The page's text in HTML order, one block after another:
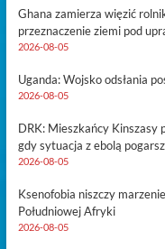
Ghana zamierza więzić
przeznaczenie ziemi pod
2026-08-05
Uganda: Wojsko odsłania
2026-08-05
DRK: Mieszkańcy Kinszasy
gdy sytuacja z ebolą
2026-08-05
Ksenofobia niszczy
Południowej Afryki
2026-08-05